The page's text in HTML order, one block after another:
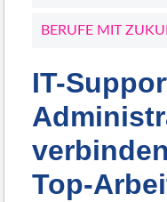
BERUFE MIT
IT-
Top-